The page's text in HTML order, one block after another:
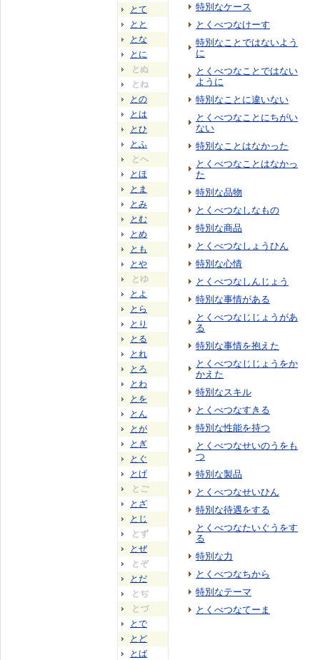
とて
とと
とな
とに
とぬ
とね
との
とは
とひ
とふ
とへ
とほ
とま
とみ
とむ
とめ
とも
とや
とゆ
とよ
とら
とり
とる
とれ
とろ
とわ
とを
とん
とが
とぎ
とぐ
とげ
とご
とざ
とじ
とず
とぜ
とぞ
とだ
とぢ
とづ
とで
とど
とば
特別なケース
とくべつなけーす
特別なことではないよう
に
とくべつなことではない
ように
特別なことに違いない
とくべつなことにちがい
ない
特別なことはなかった
とくべつなことはなかっ
た
特別な品物
とくべつなしなもの
特別な商品
とくべつなしょうひん
特別な心情
とくべつなしんじょう
特別な事情がある
とくべつなじじょうがあ
る
特別な事情を抱えた
とくべつなじじょうをか
かえた
特別なスキル
とくべつなすきる
特別な性能を持つ
とくべつなせいのうをも
つ
特別な製品
とくべつなせいひん
特別な待遇をする
とくべつなたいぐうをす
る
特別な力
とくべつなちから
特別なテーマ
とくべつなてーま